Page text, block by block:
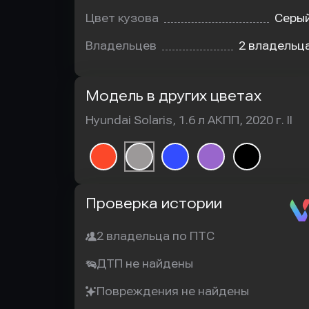
Цвет кузова
Владельцев 2
Модель в других цветах
Hyundai Solaris, 1.6 л АКПП, 2020 г. II
Проверка истории
2 владельца по ПТС
ДТП не найдены
Повреждения не найдены